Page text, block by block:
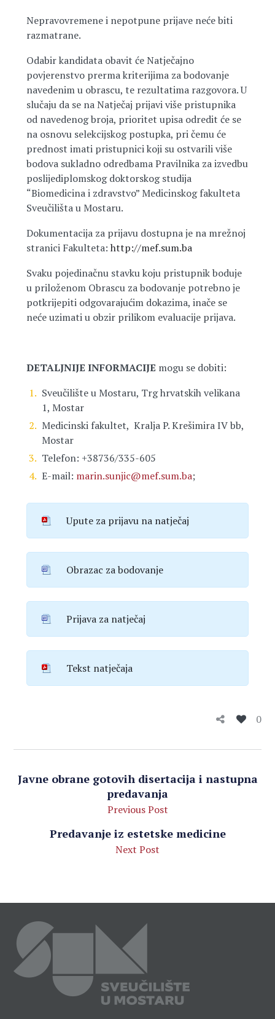
Nepravovremene i nepotpune prijave neće biti
razmatrane.
Odabir kandidata obavit će Natječajno
povjerenstvo prerma kriterijima za bodovanje
navedenim u obrascu, te rezultatima razgovora. U
slučaju da se na Natječaj prijavi više pristupnika
od navedenog broja, prioritet upisa odredit će se
na osnovu selekcijskog postupka, pri čemu će
prednost imati pristupnici koji su ostvarili više
bodova sukladno odredbama Pravilnika za izvedbu
poslijediplomskog doktorskog studija
“Biomedicina i zdravstvo” Medicinskog fakulteta
Sveučilišta u Mostaru.
Dokumentacija za prijavu dostupna je na mrežnoj
stranici Fakulteta: http://mef.sum.ba
Svaku pojedinačnu stavku koju pristupnik boduje
u priloženom Obrascu za bodovanje potrebno je
potkrijepiti odgovarajućim dokazima, inače se
neće uzimati u obzir prilikom evaluacije prijava.
DETALJNIJE INFORMACIJE mogu se dobiti:
Sveučilište u Mostaru, Trg hrvatskih velikana
1, Mostar
Medicinski fakultet, Kralja P. Krešimira IV bb,
Mostar
Telefon: +38736/335-605
E-mail: marin.sunjic@mef.sum.ba;
Upute za prijavu na natječaj
Obrazac za bodovanje
Prijava za natječaj
Tekst natječaja
0
Javne obrane gotovih disertacija i nastupna
predavanja
Previous Post
Predavanje iz estetske medicine
Next Post